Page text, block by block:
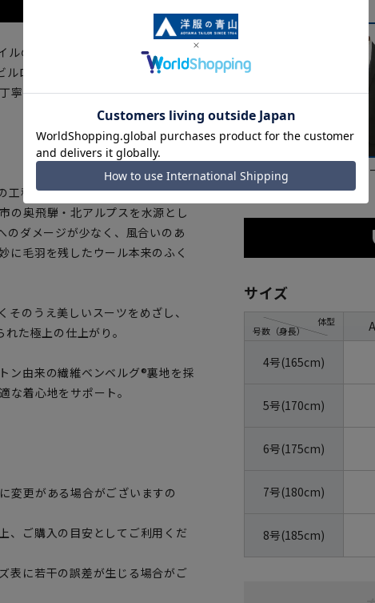
の『AQUA WOOL』を使用した
ルロウスーツが信頼の国内メーカ
寧に仕上げられているオーダーメ
工程を自社で行う一貫生産のメー
の奥飛騨・北アルプスを水源とし
のダメージが少なく、風合いのあ
に毛羽を残したウール本来のふく
のうえ美しいスーツをめざし、
た極上の仕上がり。
ン由来の繊維ベンベルグ®裏地を採
な着心地をサポート。
変更がある場合がございますの
、ご購入の目安としてご利用くだ
表に若干の誤差が生じる場合がご
ネイビー グ
サイズ
号数（身長）
体型
4号(165cm)
5号(170cm)
6号(175cm)
7号(180cm)
8号(185cm)